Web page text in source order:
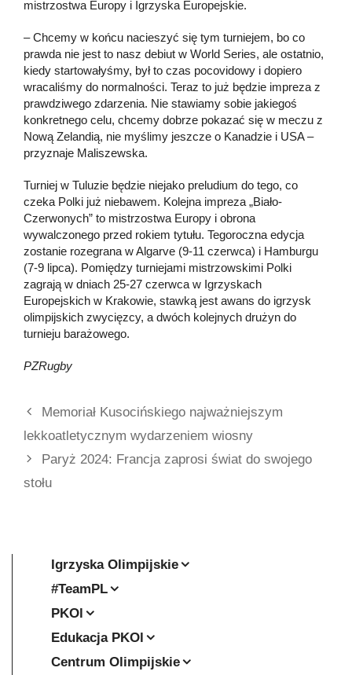
mistrzostwa Europy i Igrzyska Europejskie.
– Chcemy w końcu nacieszyć się tym turniejem, bo co
prawda nie jest to nasz debiut w World Series, ale ostatnio,
kiedy startowałyśmy, był to czas pocovidowy i dopiero
wracaliśmy do normalności. Teraz to już będzie impreza z
prawdziwego zdarzenia. Nie stawiamy sobie jakiegoś
konkretnego celu, chcemy dobrze pokazać się w meczu z
Nową Zelandią, nie myślimy jeszcze o Kanadzie i USA –
przyznaje Maliszewska.
Turniej w Tuluzie będzie niejako preludium do tego, co
czeka Polki już niebawem. Kolejna impreza „Biało-
Czerwonych” to mistrzostwa Europy i obrona
wywalczonego przed rokiem tytułu. Tegoroczna edycja
zostanie rozegrana w Algarve (9-11 czerwca) i Hamburgu
(7-9 lipca). Pomiędzy turniejami mistrzowskimi Polki
zagrają w dniach 25-27 czerwca w Igrzyskach
Europejskich w Krakowie, stawką jest awans do igrzysk
olimpijskich zwycięzcy, a dwóch kolejnych drużyn do
turnieju barażowego.
PZRugby
Memoriał Kusocińskiego najważniejszym
lekkoatletycznym wydarzeniem wiosny
Paryż 2024: Francja zaprosi świat do swojego
stołu
Igrzyska Olimpijskie
#TeamPL
PKOl
Edukacja PKOl
Centrum Olimpijskie